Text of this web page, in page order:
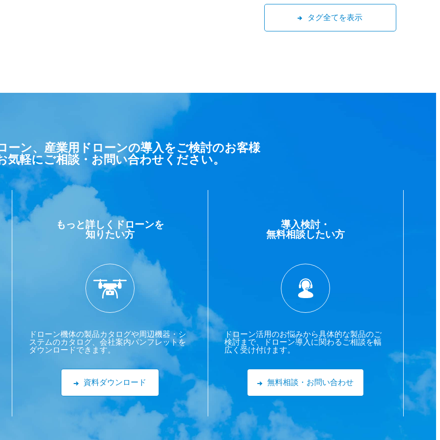
タグ全てを表示
ーン、産業用ドローンの導入をご検討のお客様
気軽にご相談・お問い合わせください。
もっと詳しくドローンを
知りたい方
ドローン機体の製品カタログや周辺機器・シ
ステムのカタログ、会社案内パンフレットを
ダウンロードできます。
資料ダウンロード
導入検討・
無料相談したい方
ドローン活用のお悩みから具体的な製品のご
検討まで、ドローン導入に関わるご相談を幅
広く受け付けます。
無料相談・お問い合わせ